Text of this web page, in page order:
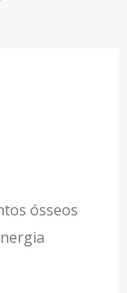
ósseos